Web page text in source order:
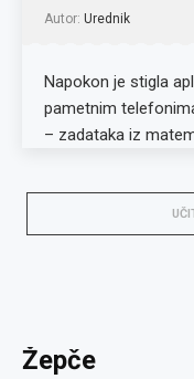
Autor: Urednik
Napokon je stigla
pametnim
– zadataka iz
Žepče